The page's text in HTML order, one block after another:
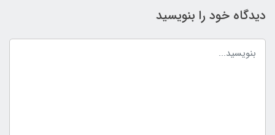
دیدگاه خود را بنویسید